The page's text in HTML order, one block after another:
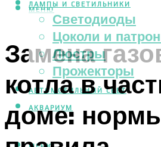
ЛАМПЫ И СВЕТИЛЬНИКИ
Светодиоды
Цоколи и
Люстры
Прожекторы
АВТОМОБИЛЬНЫЙ СВЕТ
АКВАРИУМ
МЕНЮ
Замена
котла в
доме: